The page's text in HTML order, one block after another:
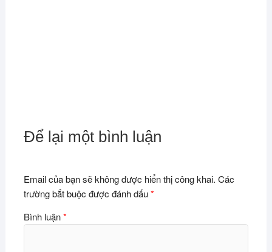
Để lại một bình luận
Email của bạn sẽ không được hiển thị công khai. Các
trường bắt buộc được đánh dấu*
Bình luận*